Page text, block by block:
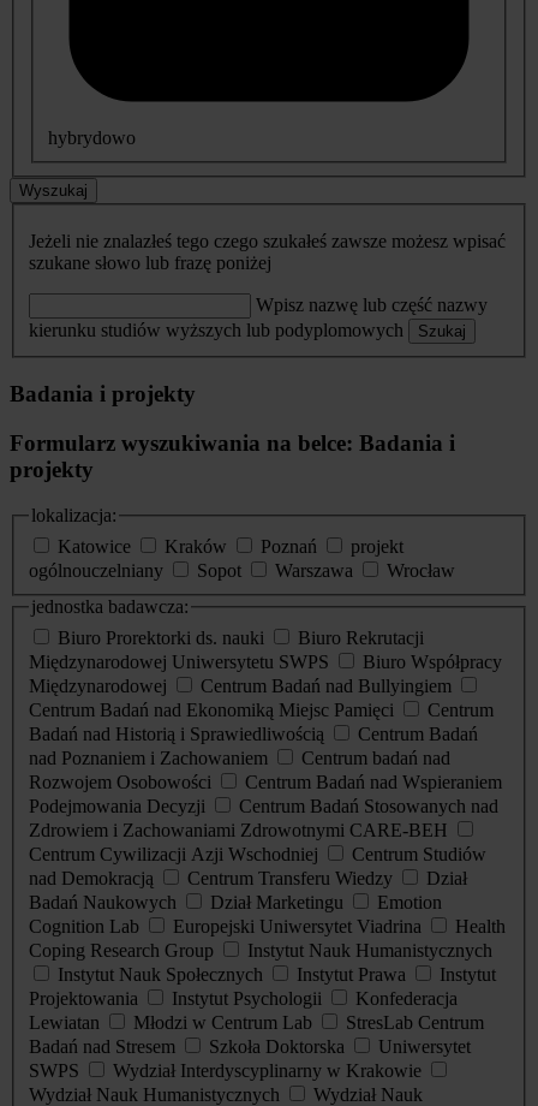
hybrydowo
Wyszukaj
Jeżeli nie znalazłeś tego czego szukałeś zawsze możesz wpisać
szukane słowo lub frazę poniżej
Wpisz nazwę lub część nazwy
kierunku studiów wyższych lub podyplomowych
Szukaj
Badania i projekty
Formularz wyszukiwania na belce: Badania i
projekty
lokalizacja:
Katowice
Kraków Poznań
projekt
ogólnouczelniany
Sopot Warszawa
Wrocław
jednostka badawcza:
Biuro Prorektorki ds. nauki
Biuro Rekrutacji
Międzynarodowej Uniwersytetu SWPS
Biuro Współpracy
Międzynarodowej
Centrum Badań nad Bullyingiem
Centrum Badań nad Ekonomiką Miejsc Pamięci
Centrum
Badań nad Historią i Sprawiedliwością
Centrum Badań
nad Poznaniem i Zachowaniem
Centrum badań nad
Rozwojem Osobowości
Centrum Badań nad Wspieraniem
Podejmowania Decyzji
Centrum Badań Stosowanych nad
Zdrowiem i Zachowaniami Zdrowotnymi CARE-BEH
Centrum Cywilizacji Azji Wschodniej
Centrum Studiów
nad Demokracją
Centrum Transferu Wiedzy
Dział
Badań Naukowych
Dział Marketingu
Emotion
Cognition Lab
Europejski Uniwersytet Viadrina
Health
Coping Research Group
Instytut Nauk Humanistycznych
Instytut Nauk Społecznych
Instytut Prawa
Instytut
Projektowania
Instytut Psychologii
Konfederacja
Lewiatan
Młodzi w Centrum Lab
StresLab Centrum
Badań nad Stresem
Szkoła Doktorska
Uniwersytet
SWPS
Wydział Interdyscyplinarny w Krakowie
Wydział Nauk Humanistycznych
Wydział Nauk